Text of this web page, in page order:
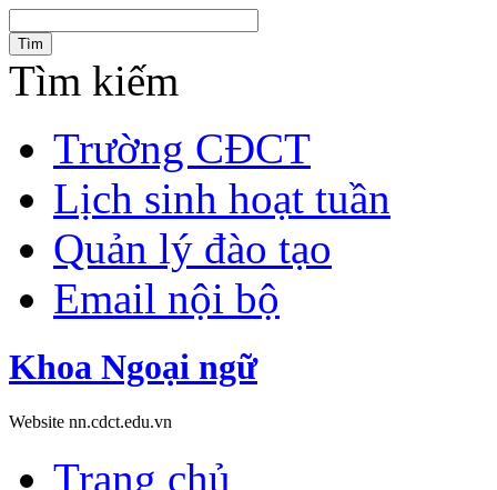
Tìm
Tìm kiếm
Trường CĐCT
Lịch sinh hoạt tuần
Quản lý đào tạo
Email nội bộ
Khoa Ngoại ngữ
Website nn.cdct.edu.vn
Trang chủ